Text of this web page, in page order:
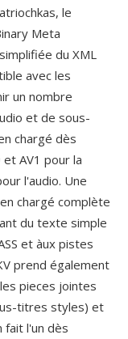
le
Meta
du XML
avec les
un nombre
et de sous-
chargé dès
AV1 pour la
l'audio. Une
chargé complète
du texte simple
et àux pistes
prend également
pieces jointes
titres styles) et
fait l'un dès